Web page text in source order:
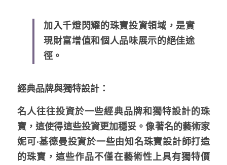
加入千燈閃耀的珠寶投資領域，是實
現財富增值和個人品味展示的絕佳途
徑。
經典品牌與獨特設計 ：
名人往往投資於一些經典品牌和獨特設計的珠
寶，這使得這些投資更加穩妥。像著名的藝術家
妮可·基德曼投資於一些由知名珠寶設計師打造
的珠寶，這些作品不僅在藝術性上具有獨特價